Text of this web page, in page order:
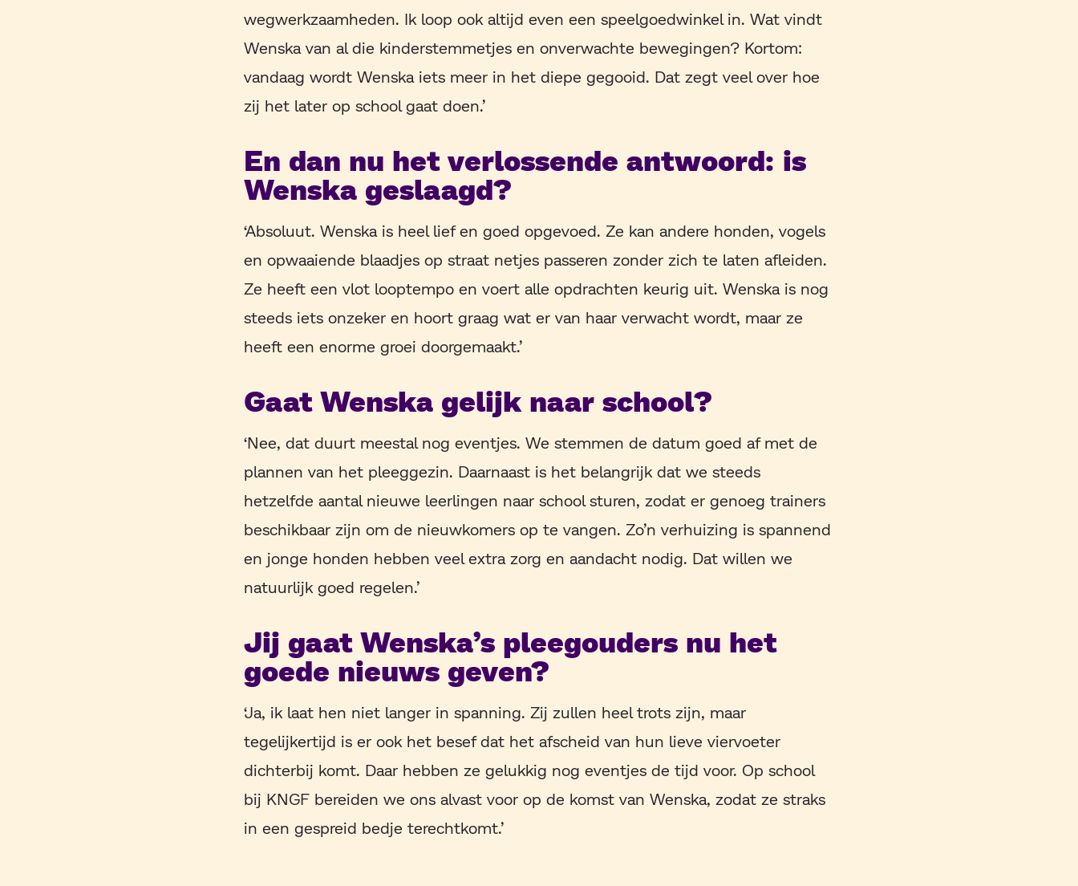
wegwerkzaamheden. Ik loop ook altijd even een speelgoedwinkel in. Wat vindt
Wenska van al die kinderstemmetjes en onverwachte bewegingen? Kortom:
vandaag wordt Wenska iets meer in het diepe gegooid. Dat zegt veel over hoe
zij het later op school gaat doen.’
En dan nu het verlossende antwoord: is
Wenska geslaagd?
‘Absoluut. Wenska is heel lief en goed opgevoed. Ze kan andere honden, vogels
en opwaaiende blaadjes op straat netjes passeren zonder zich te laten afleiden.
Ze heeft een vlot looptempo en voert alle opdrachten keurig uit. Wenska is nog
steeds iets onzeker en hoort graag wat er van haar verwacht wordt, maar ze
heeft een enorme groei doorgemaakt.’
Gaat Wenska gelijk naar school?
‘Nee, dat duurt meestal nog eventjes. We stemmen de datum goed af met de
plannen van het pleeggezin. Daarnaast is het belangrijk dat we steeds
hetzelfde aantal nieuwe leerlingen naar school sturen, zodat er genoeg trainers
beschikbaar zijn om de nieuwkomers op te vangen. Zo’n verhuizing is spannend
en jonge honden hebben veel extra zorg en aandacht nodig. Dat willen we
natuurlijk goed regelen.’
Jij gaat Wenska’s pleegouders nu het
goede nieuws geven?
‘Ja, ik laat hen niet langer in spanning. Zij zullen heel trots zijn, maar
tegelijkertijd is er ook het besef dat het afscheid van hun lieve viervoeter
dichterbij komt. Daar hebben ze gelukkig nog eventjes de tijd voor. Op school
bij KNGF bereiden we ons alvast voor op de komst van Wenska, zodat ze straks
in een gespreid bedje terechtkomt.’